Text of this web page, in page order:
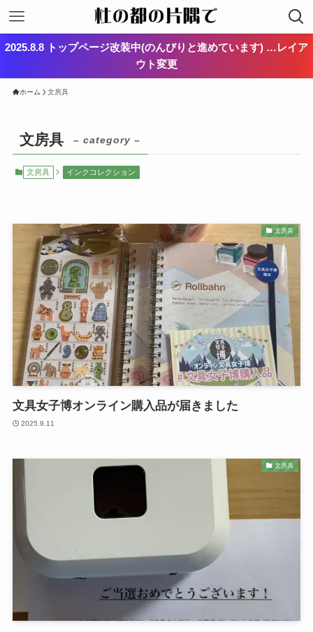
2025.8.8 トップページ改装中(のんびりと進めています) …レイア
ウト変更
ホーム 文房具
文房具 – category –
文房具 インクコレクション
文房具
文具女子博オンライン購入品が届きました
2025.9.11
文房具